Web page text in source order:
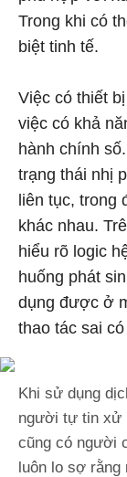
Trong khi có
biệt tinh tế.
Việc có thiết
việc có khả
hành chính
trạng thái nhị
liên tục, trong
khác nhau.
hiểu rõ logic
huống phát
dụng được ở
thao tác sai
Khi sử dụng
người tự tin xử
cũng có người
luôn lo sợ rằng